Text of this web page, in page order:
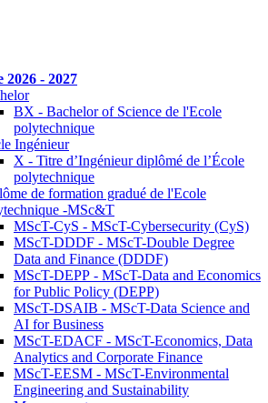
2026 - 2027
BX - Bachelor of Science de l'Ecole
polytechnique
Ingénieur
X - Titre d’Ingénieur diplômé de l’École
polytechnique
de formation gradué de l'Ecole
-MSc&T
MScT-CyS - MScT-Cybersecurity (CyS)
MScT-DDDF - MScT-Double Degree
Data and Finance (DDDF)
MScT-DEPP - MScT-Data and Economics
for Public Policy (DEPP)
MScT-DSAIB - MScT-Data Science and
AI for Business
MScT-EDACF - MScT-Economics, Data
Analytics and Corporate Finance
MScT-EESM - MScT-Environmental
Engineering and Sustainability